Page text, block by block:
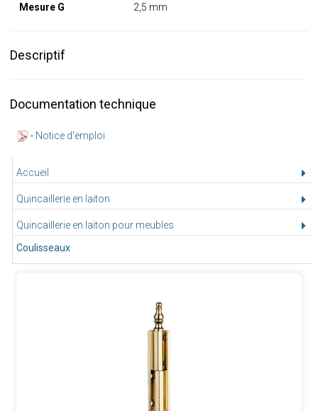
Accueil
Quincaillerie en laiton
Quincaillerie en laiton pour meubles
Coulisseaux
Mesure G
2,5 mm
Descriptif
Documentation technique
- Notice d'emploi